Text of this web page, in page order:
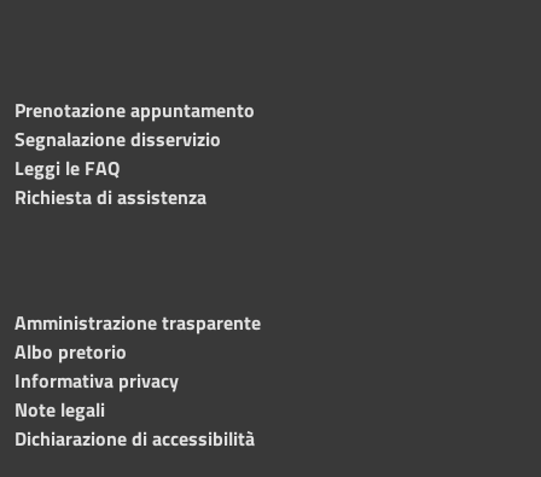
Prenotazione appuntamento
Segnalazione disservizio
Leggi le FAQ
Richiesta di assistenza
Amministrazione trasparente
Albo pretorio
Informativa privacy
Note legali
Dichiarazione di accessibilità